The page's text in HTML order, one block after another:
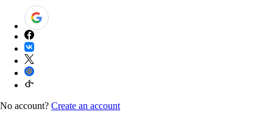
No account? Create an account